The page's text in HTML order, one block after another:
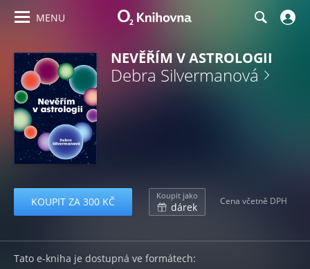
MENU
NEVĚŘÍM V ASTROLOGII
Debra Silvermanová
KOUPIT ZA 300 KČ Koupit jako
dárek Cena včetně DPH
Tato e-kniha je dostupná ve formátech: